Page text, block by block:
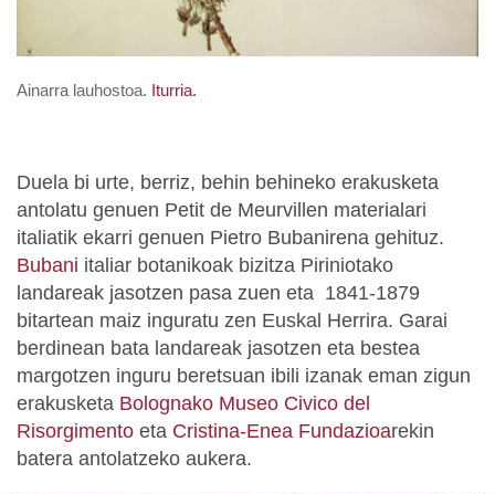
Ainarra lauhostoa. Iturria.
Duela bi urte, berriz, behin behineko erakusketa
antolatu genuen Petit de Meurvillen materialari
italiatik ekarri genuen Pietro Bubanirena gehituz.
Bubani italiar botanikoak bizitza Piriniotako
landareak jasotzen pasa zuen eta 1841-1879
bitartean maiz inguratu zen Euskal Herrira. Garai
berdinean bata landareak jasotzen eta bestea
margotzen inguru beretsuan ibili izanak eman zigun
erakusketa Bolognako Museo Civico del
Risorgimento eta Cristina-Enea Fundazioarekin
batera antolatzeko aukera.